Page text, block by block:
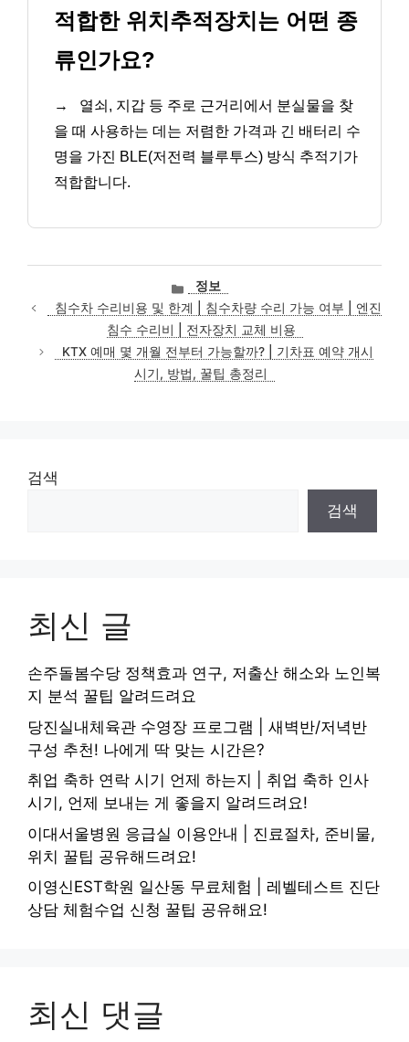
적합한 위치추적장치는 어떤 종
류인가요?
→
열쇠, 지갑 등 주로 근거리에서 분실물을 찾
을 때 사용하는 데는 저렴한 가격과 긴 배터리 수
명을 가진 BLE(저전력 블루투스) 방식 추적기가
적합합니다.
카
테
고
리
정보
침수차 수리비용 및 한계 | 침수차량 수리 가능 여부 | 엔진
침수 수리비 | 전자장치 교체 비용
KTX 예매 몇 개월 전부터 가능할까? | 기차표 예약 개시
시기, 방법, 꿀팁 총정리
검색
검색
최신 글
손주돌봄수당 정책효과 연구, 저출산 해소와 노인복
지 분석 꿀팁 알려드려요
당진실내체육관 수영장 프로그램 | 새벽반/저녁반
구성 추천! 나에게 딱 맞는 시간은?
취업 축하 연락 시기 언제 하는지 | 취업 축하 인사
시기, 언제 보내는 게 좋을지 알려드려요!
이대서울병원 응급실 이용안내 | 진료절차, 준비물,
위치 꿀팁 공유해드려요!
이영신EST학원 일산동 무료체험 | 레벨테스트 진단
상담 체험수업 신청 꿀팁 공유해요!
최신 댓글